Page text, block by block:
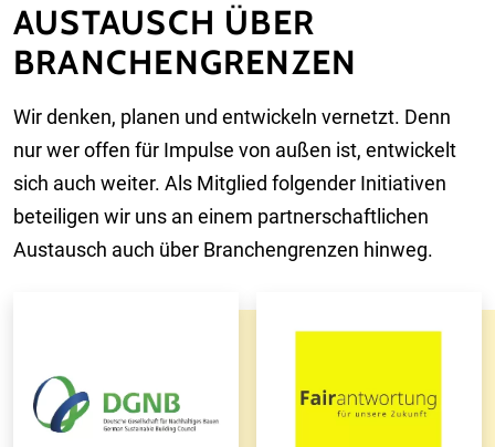
AUSTAUSCH ÜBER
BRANCHENGRENZEN
Wir denken, planen und entwickeln vernetzt. Denn
nur wer offen für Impulse von außen ist, entwickelt
sich auch weiter. Als Mitglied folgender Initiativen
beteiligen wir uns an einem partnerschaftlichen
Austausch auch über Branchengrenzen hinweg.